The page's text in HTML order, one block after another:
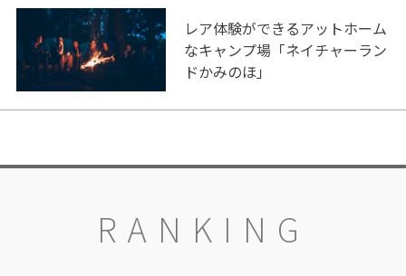
レア体験ができるアットホーム
なキャンプ場「ネイチャーラン
ドかみのほ」
RANKING